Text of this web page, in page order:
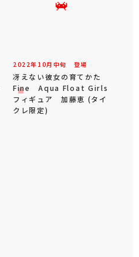
2022年 10月 中旬 登場
冴えない彼女の育てかた
Fine Aqua Float Girls
フィギュア 加藤恵 (タイ
クレ限定)